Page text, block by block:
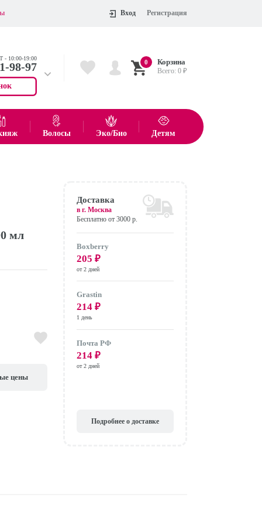
Вход Регистрация
- 10:00-19:00
98-97
55-75
0 Корзина
Всего:0 ₽
показать все товары
Волосы Эко/Био Детям
мл
цены
Доставка
в г.Москва
Бесплатно от 3000 р.
Boxberry
205 ₽
от 2 дней
Grastin
214 ₽
1 день
Почта РФ
214 ₽
от 2 дней
Подробнее о доставке